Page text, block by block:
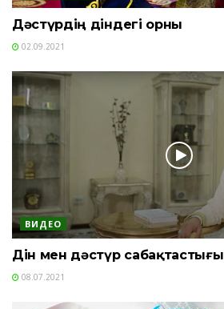
Дәстүрдің діндегі орны
02.09.2021
ВИДЕО
Дін мен дәстүр сабақтастығы
08.07.2021